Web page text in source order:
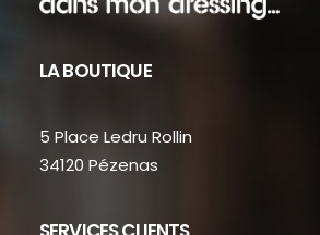
LA BOUTIQUE
5 Place Ledru Rollin
34120 Pézenas